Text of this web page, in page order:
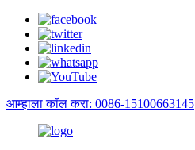
आम्हाला कॉल करा: 0086-15100663145